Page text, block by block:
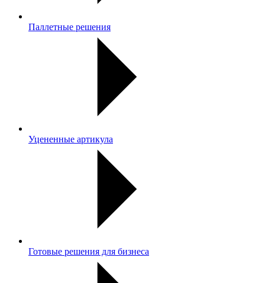
Паллетные решения
Уцененные артикула
Готовые решения для бизнеса